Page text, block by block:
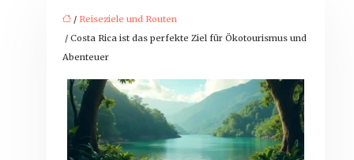
/ Reiseziele und Routen
/ Costa Rica ist das perfekte Ziel für Ökotourismus und
Abenteuer